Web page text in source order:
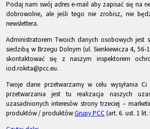
Podaj nam swój adres e-mail aby zapisać się na
dobrowolne, ale jeśli tego nie zrobisz, nie
newslettera.
Administratorem Twoich danych osobowych jest
siedzibą w Brzegu Dolnym (ul. Sienkiewicza 4, 56-
skontaktować się z naszym inspektorem
iod.rokita@pcc.eu.
Twoje dane przetwarzamy w celu wysyłania Ci
przetwarzania jest tu realizacja naszych
uzasadnionych interesów strony trzeciej –
produktów / produktówGrupy PCC (art. 6. ust. 1 lit.